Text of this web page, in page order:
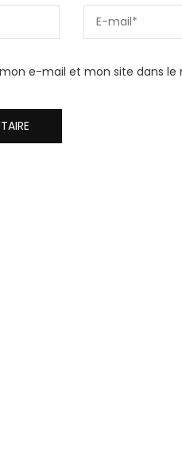
e-mail et mon site dans